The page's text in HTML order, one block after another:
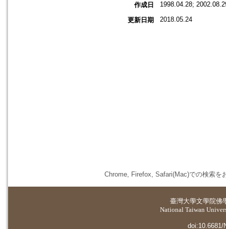
作成日 1998.04.28;
更新日期 2018.05.24
Chrome, Firefox, Safari(Mac)での検索を
臺灣大學文學院佛
National Taiwan
doi:10.6681/